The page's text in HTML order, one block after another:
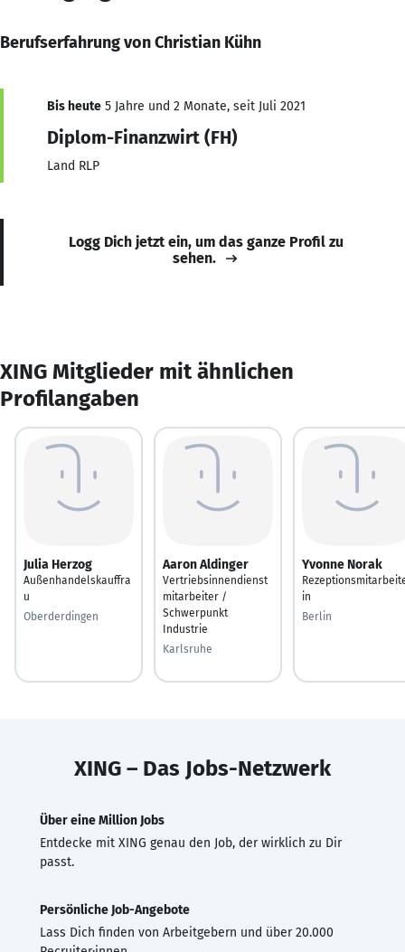
Berufserfahrung von Christian Kühn
Bis heute 5 Jahre und 2 Monate, seit Juli 2021
Diplom-Finanzwirt (FH)
Land RLP
Logg Dich jetzt ein, um das ganze Profil zu
sehen.
XING Mitglieder mit ähnlichen
Profilangaben
Julia Herzog
Außenhandelskauffra
u
Oberderdingen
Aaron Aldinger
Vertriebsinnendienst
mitarbeiter /
Schwerpunkt
Industrie
Karlsruhe
Yvonne Norak
in
Berlin
XING – Das Jobs-Netzwerk
Über eine Million Jobs
Entdecke mit XING genau den Job, der wirklich zu Dir
passt.
Persönliche Job-Angebote
Lass Dich finden von Arbeitgebern und über 20.000